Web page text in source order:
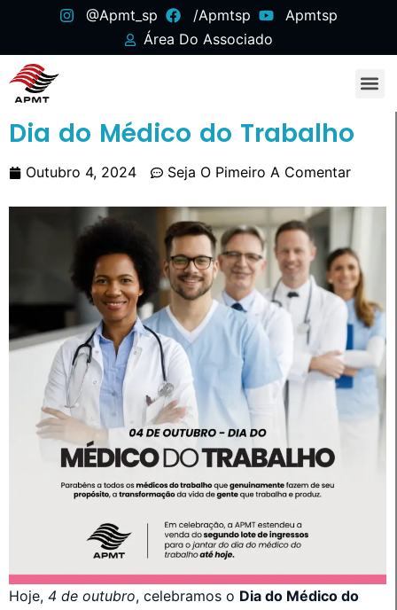
@apmt_sp /apmtsp
Apmtsp
Área Do Associado
Dia do Médico do Trabalho
Outubro 4, 2024 Seja O Pimeiro A Comentar
Hoje, 4 de outubro, celebramos o Dia do Médico do